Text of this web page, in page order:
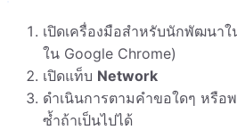
เปิดเครื่องมือสำหรับนักพัฒนาใ
ใน Google Chrome)
เปิดแท็บ Network
ดำเนินการตามคำขอใดๆ หรือ
ซ้ำถ้าเป็นไปได้